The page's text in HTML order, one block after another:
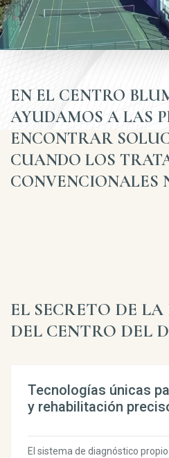
EN EL CENTRO
AYUDAMOS A LAS
ENCONTRAR
CUANDO LOS
CONVENCIONALES
EL SECRETO DE
DEL CENTRO DEL
Tecnologías únicas
y rehabilitación
El sistema de diagnóstico